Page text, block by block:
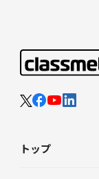
トップ